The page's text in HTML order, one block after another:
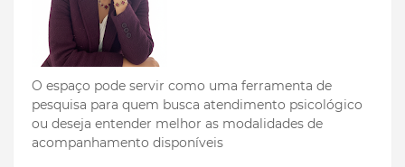
O espaço pode servir como uma ferramenta de
pesquisa para quem busca atendimento psicológico
ou deseja entender melhor as modalidades de
acompanhamento disponíveis